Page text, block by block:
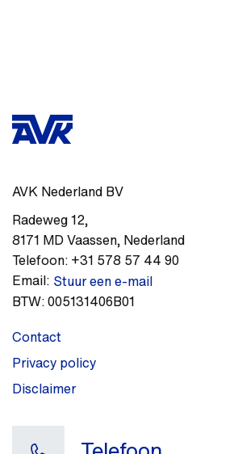
AVK Nederland BV
Radeweg 12,
8171 MD Vaassen, Nederland
Telefoon: +31 578 57 44 90
Email: Stuur een e-mail
BTW:005131406B01
Contact
Privacy policy
Disclaimer